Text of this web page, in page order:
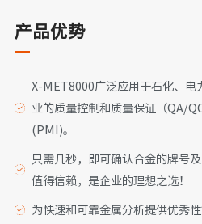
产品优势
X-MET8000广泛应用于石化、电
业的质量控制和质量保证（QA/
(PMI)。
只需几秒，即可确认合金的牌号
值得信赖，是企业的理想之选！
为快速和可靠金属分析提供优秀